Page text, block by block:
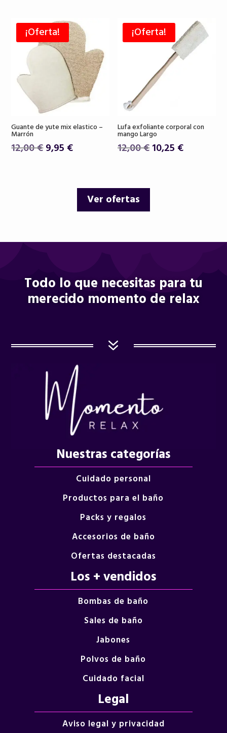
era:
26,00 €.
es:
22,90 €.
era:
18,50 €.
es:
15,75 €.
¡Oferta!
Guante de yute mix elastico –
Marrón
12,00€El
9,95 €El
es:
9,95 €.
¡Oferta!
Lufa exfoliante corporal con
mango Largo
12,00€El
10,25 €El
Ver ofertas
Todo lo que necesitas para tu
merecido momento de relax
7
Nuestras categorías
Cuidado personal
Productos para el baño
Packs y regalos
Accesorios de baño
Ofertas destacadas
Los + vendidos
Bombas de baño
Sales de baño
Jabones
Polvos de baño
Cuidado facial
Legal
Aviso legal y privacidad